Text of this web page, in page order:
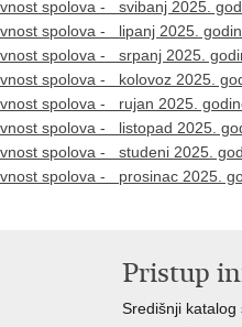
spolova - svibanj 2025.
spolova - lipanj 2025.
spolova - srpanj 2025.
spolova - kolovoz 2025.
spolova - rujan 2025.
spolova - listopad 2025.
spolova - studeni 2025.
spolova - prosinac 2025.
Pristup
Središnji katalog